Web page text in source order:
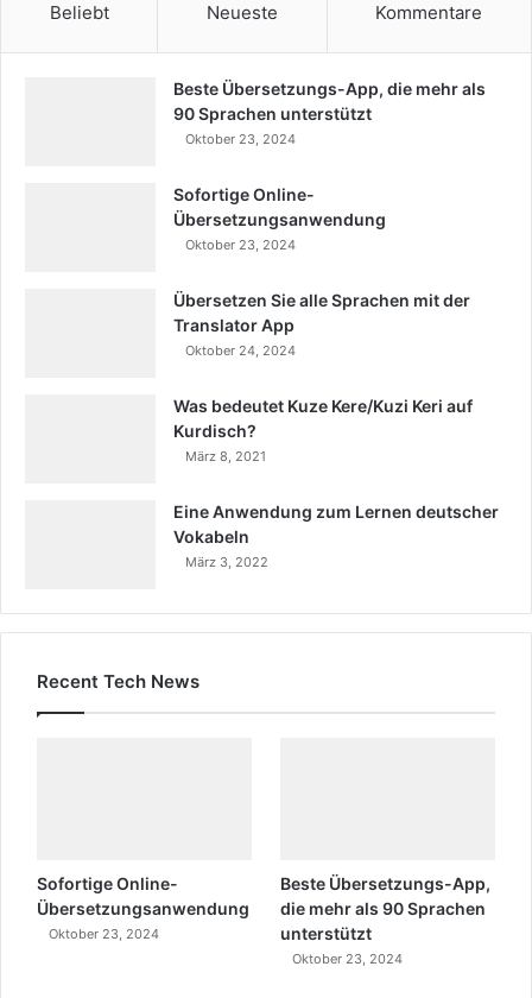
Beliebt Neueste Kommentare
Beste Übersetzungs-App, die mehr als
90 Sprachen unterstützt
Oktober 23, 2024
Sofortige Online-
Übersetzungsanwendung
Oktober 23, 2024
Übersetzen Sie alle Sprachen mit der
Translator App
Oktober 24, 2024
Was bedeutet Kuze Kere/Kuzi Keri auf
Kurdisch?
März 8, 2021
Eine Anwendung zum Lernen deutscher
Vokabeln
März 3, 2022
Recent Tech News
Sofortige Online-
Übersetzungsanwendung
Oktober 23, 2024
Beste Übersetzungs-App,
die mehr als 90 Sprachen
unterstützt
Oktober 23, 2024